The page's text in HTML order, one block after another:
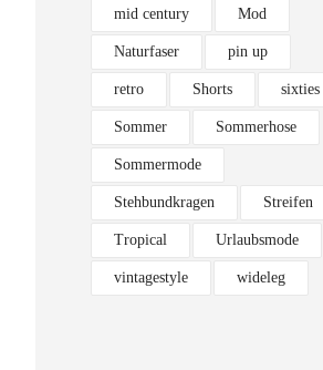
mid century Mod
Naturfaser pin up
retro Shorts sixties
Sommer Sommerhose
Sommermode
Stehbundkragen Streifen
Tropical Urlaubsmode
vintagestyle wideleg